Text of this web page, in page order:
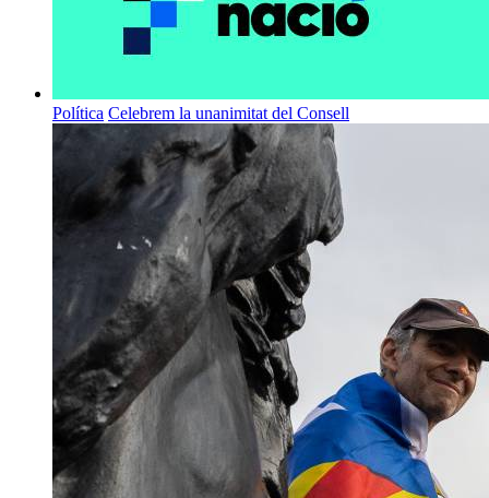
Política Celebrem la unanimitat del Consell